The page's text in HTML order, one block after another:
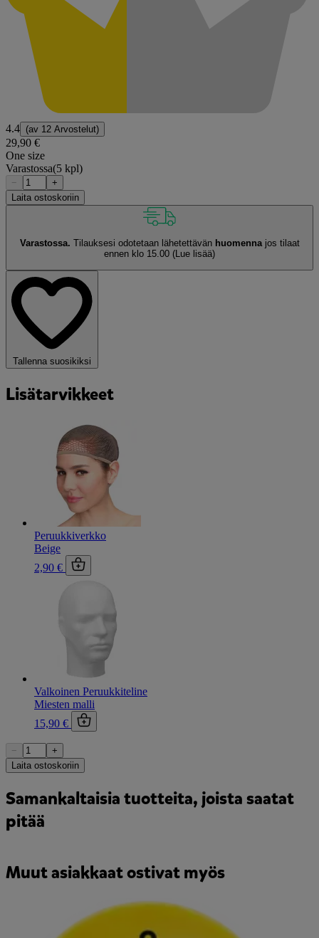
4.4 (av 12 Arvostelut)
29,90 €
One size
Varastossa(5 kpl)
−
+
Laita ostoskoriin
Varastossa. Tilauksesi odotetaan lähetettävän huomennajos tilaat
ennen klo 15.00 (Lue lisää)
Tallenna suosikiksi
Lisätarvikkeet
Peruukkiverkko
Beige
2,90 €
Valkoinen Peruukkiteline
Miesten malli
15,90 €
−
+
Laita ostoskoriin
Samankaltaisia tuotteita, joista saatat
pitää
Muut asiakkaat ostivat myös